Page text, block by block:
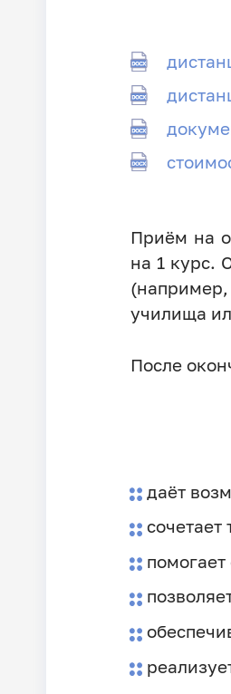
Приём на
на 1 курс.
(например,
училища
После
даёт